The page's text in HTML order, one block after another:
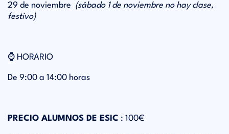
29 de noviembre (sábado 1 de noviembre no hay clase,
festivo)
⌚️ HORARIO
De 9:00 a 14:00 horas
PRECIO ALUMNOS DE ESIC : 100€